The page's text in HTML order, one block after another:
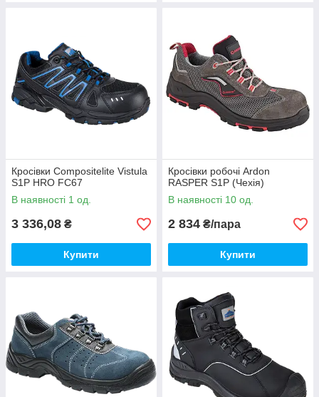
Кросівки Compositelite Vistula
S1P HRO FC67
В наявності 1 од.
3 336,08 ₴
Купити
Кросівки робочі Ardon
RASPER S1P (Чехія)
В наявності 10 од.
2 834 ₴/пара
Купити